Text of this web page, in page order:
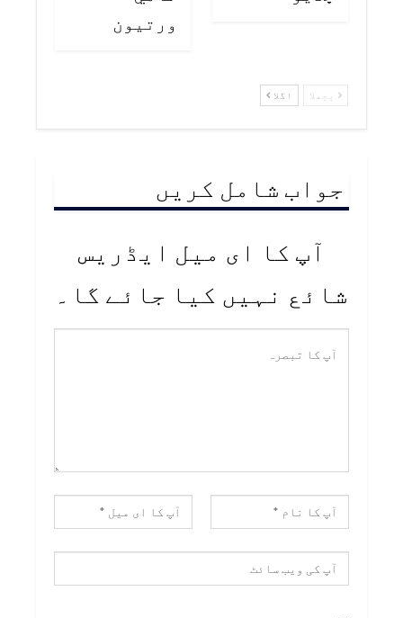
ورتيون
پچھلا اگلا
جواب شامل کریں
آپ کا ای میل ایڈریس
شائع نہیں کیا جائے گا۔